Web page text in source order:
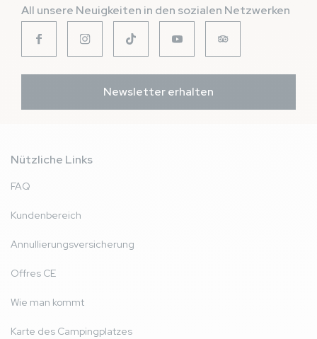
All unsere Neuigkeiten in den sozialen Netzwerken
Newsletter erhalten
Nützliche Links
FAQ
Kundenbereich
Annullierungsversicherung
Offres CE
Wie man kommt
Karte des Campingplatzes